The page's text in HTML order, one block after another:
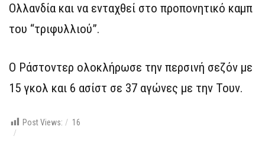
Ολλανδία και να ενταχθεί στο προπονητικό καμπ
του “τριφυλλιού”.
Ο Ράστοντερ ολοκλήρωσε την περσινή σεζόν με
15 γκολ και 6 ασίστ σε 37 αγώνες με την Τουν.
Post Views: 16